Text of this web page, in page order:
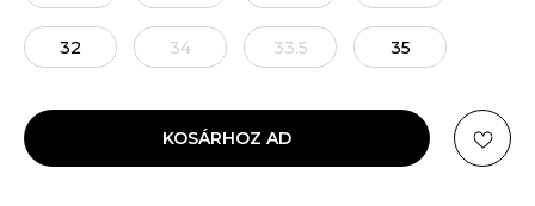
32 34 33.5 35
KOSÁRHOZ AD